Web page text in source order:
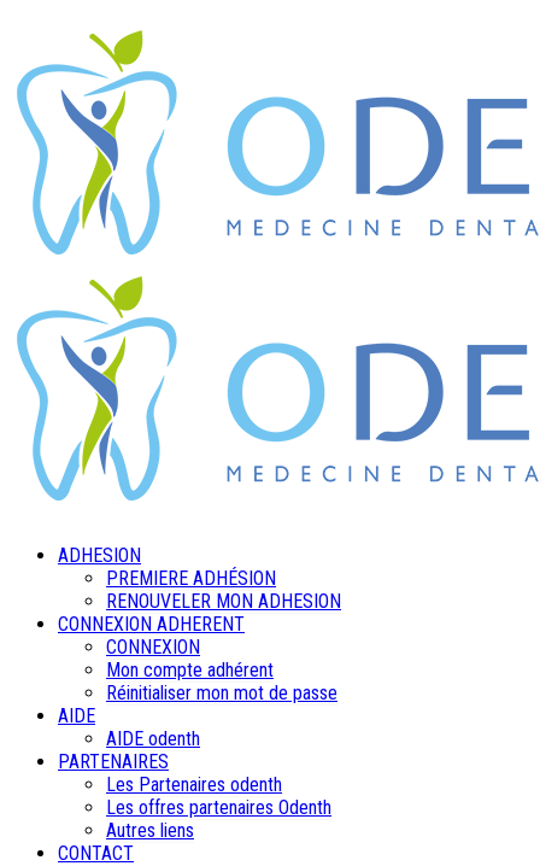
ADHESION
PREMIERE ADHÉSION
RENOUVELER MON ADHESION
CONNEXION ADHERENT
CONNEXION
Mon compte adhérent
Réinitialiser mon mot de passe
AIDE
AIDE odenth
PARTENAIRES
Les Partenaires odenth
Les offres partenaires Odenth
Autres liens
CONTACT